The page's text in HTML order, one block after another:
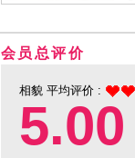
会员总评价
相貌 平均评价 :
5.00